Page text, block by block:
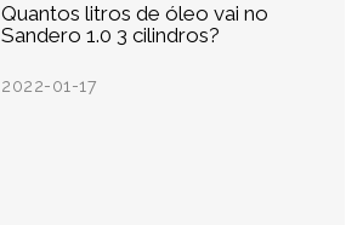
Quantos litros de óleo vai no
Sandero 1.0 3 cilindros?
2022-01-17